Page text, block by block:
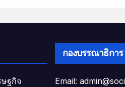
ฐกิจ
กองบรรณาธิการ
Email: